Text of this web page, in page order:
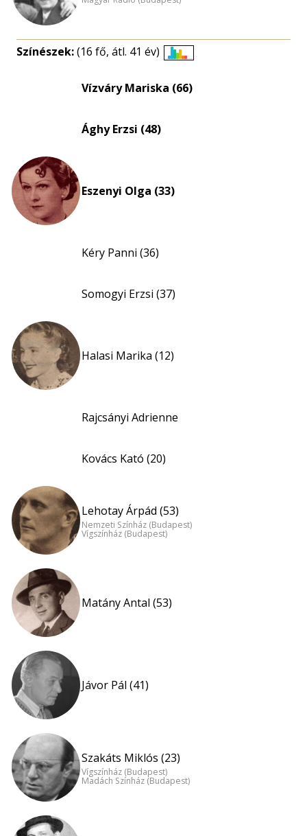
Színészek:(16 fő, átl. 41 év)
eloszlás
Vízváry Mariska (66)
Ághy Erzsi (48)
Eszenyi Olga (33)
Kéry Panni (36)
Somogyi Erzsi (37)
Halasi Marika (12)
Rajcsányi Adrienne
Kovács Kató (20)
Lehotay Árpád (53)
Nemzeti Színház (Budapest)
Vígszínház (Budapest)
Matány Antal (53)
Jávor Pál (41)
Szakáts Miklós (23)
Vígszínház (Budapest)
Madách Színház (Budapest)